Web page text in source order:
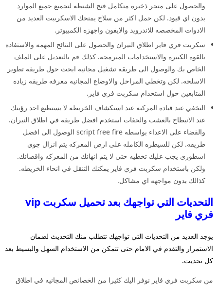
والحصول على متجر ذخيره متكامل فتح الشنطه لتجميع جميع الموارد
بدون اي قيود. لكن حمل اكثر من سلاح يمنحك الاسكريبت العديد من
الادوات المخصصه للاندرويد والايفون واجهزه الكمبيوتر.
سكربت فري فاير اطلاق النيران والحصول على النتائج المهمه والاستفاده
بالقوه الكبيره والاستخدامات المبرمجه. كذلك قم بالتعديل على الملف
الخاص بك والوصول الى طريقه تشغيل مجانيه ابحث حول طريقه تطوير
الاسلحه. لكن وتخطي المراحل والاوضاع المجانيه معرفه طريقه زياده
المتابعين حول استخدام سكربت فري فاير.
التخفي عند قياده المركبه عند استكشاف الخريطه لا يستطيع احد رؤيتك
عند الانبطاح بالعشب والحفات استخدم افضل طريقه في اطلاق النيران.
والقضاء على الاعداء بواسطه script free fire الوصول الى افضل
طريقه. لكن للسيطره الكامله على ارض المعركه يتم انزال جوي
اسطوري يجب عليك تخطيه حتى لا يتم انهائك من المعركه واقصائك.
ولكن باستخدام سكربت فري فاير يمكنك التنقل في انحاء الخريطه.
كذالك بدون مواجهه اي مشاكل.
التحديات التي تواجهك بعد تحميل سكربت vip
فري فاير
يوجد العديد من التحديات التي تواجهك تتطلب منك التحديث لضمان
الاستمرار والتقدم في الامام حتى تتمكن من الاستخدام السهل والبسيط بعد
كل تحديث.
من سكربت فري فاير نوفر اليك كثيرا من الخصائص المجانيه في اطلاق